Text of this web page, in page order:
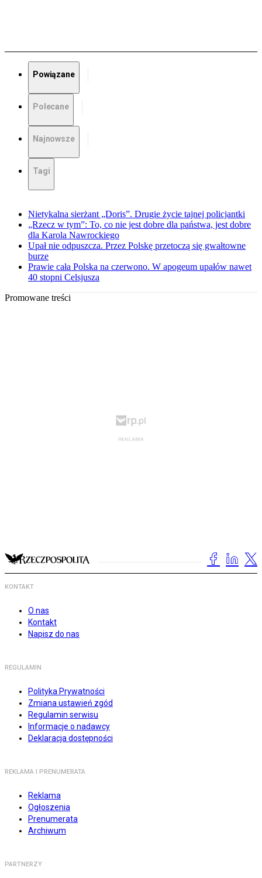
Powiązane
Polecane
Najnowsze
Tagi
Nietykalna sierżant „Doris”. Drugie życie tajnej policjantki
„Rzecz w tym”: To, co nie jest dobre dla państwa, jest dobre
dla Karola Nawrockiego
Upał nie odpuszcza. Przez Polskę przetoczą się gwałtowne
burze
Prawie cała Polska na czerwono. W apogeum upałów nawet
40 stopni Celsjusza
Promowane treści
KONTAKT
O nas
Kontakt
Napisz do nas
REGULAMIN
Polityka Prywatności
Zmiana ustawień zgód
Regulamin serwisu
Informacje o nadawcy
Deklaracja dostępności
REKLAMA I PRENUMERATA
Reklama
Ogłoszenia
Prenumerata
Archiwum
PARTNERZY